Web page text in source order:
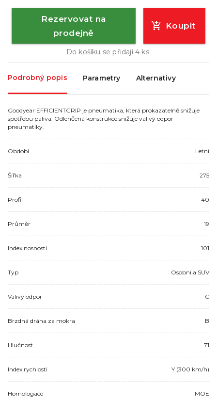
Rezervovat na
prodejně
Koupit
Do košíku se přidají4 ks.
Podrobný popis Parametry Alternativy
Goodyear EFFICIENTGRIP je pneumatika, která prokazatelně snižuje
spotřebu paliva. Odlehčená konstrukce snižuje valivý odpor
pneumatiky.
Období Letní
Šířka 275
Profil 40
Průměr 19
Index nosnosti 101
Typ Osobní a SUV
Valivý odpor C
Brzdná dráha za mokra B
Hlučnost 71
Index rychlosti Y (300 km/h)
Homologace MOE